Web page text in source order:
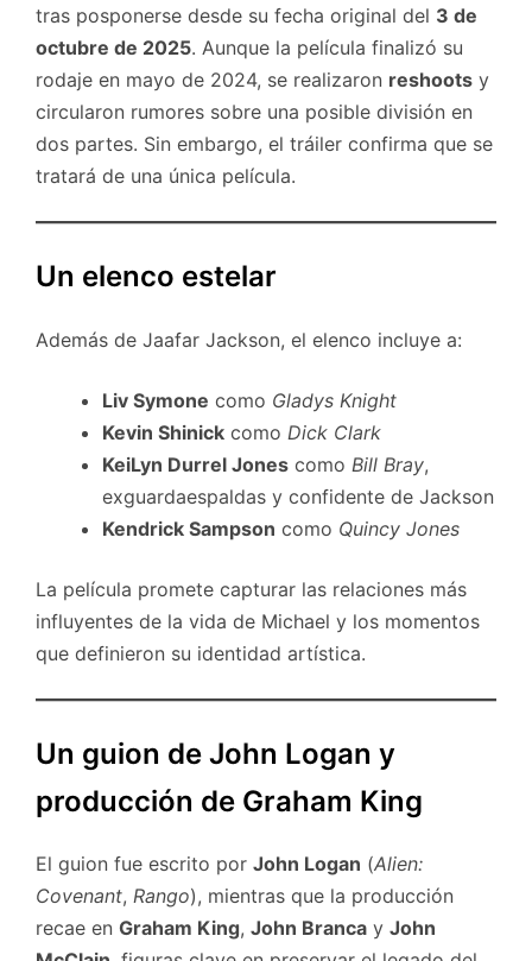
tras posponerse desde su fecha original del 3 de
octubre de 2025. Aunque la película finalizó su
rodaje en mayo de 2024, se realizaron reshoots y
circularon rumores sobre una posible división en
dos partes. Sin embargo, el tráiler confirma que se
tratará de una única película.
Un elenco estelar
Además de Jaafar Jackson, el elenco incluye a:
Liv Symone como Gladys Knight
Kevin Shinick como Dick Clark
KeiLyn Durrel Jones como Bill Bray,
exguardaespaldas y confidente de Jackson
Kendrick Sampson como Quincy Jones
La película promete capturar las relaciones más
influyentes de la vida de Michael y los momentos
que definieron su identidad artística.
Un guion de John Logan y
producción de Graham King
El guion fue escrito por John Logan (Alien:
Covenant, Rango), mientras que la producción
recae en Graham King, John Branca y John